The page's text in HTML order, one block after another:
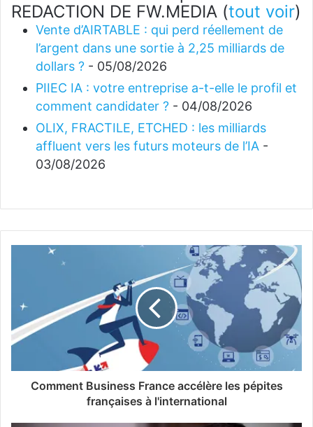
REDACTION DE FW.MEDIA (tout voir)
Vente d’AIRTABLE : qui perd réellement de
l’argent dans une sortie à 2,25 milliards de
dollars ? - 05/08/2026
PIIEC IA : votre entreprise a-t-elle le profil et
comment candidater ? - 04/08/2026
OLIX, FRACTILE, ETCHED : les milliards
affluent vers les futurs moteurs de l’IA -
03/08/2026
Comment Business France accélère les pépites
françaises à l'international